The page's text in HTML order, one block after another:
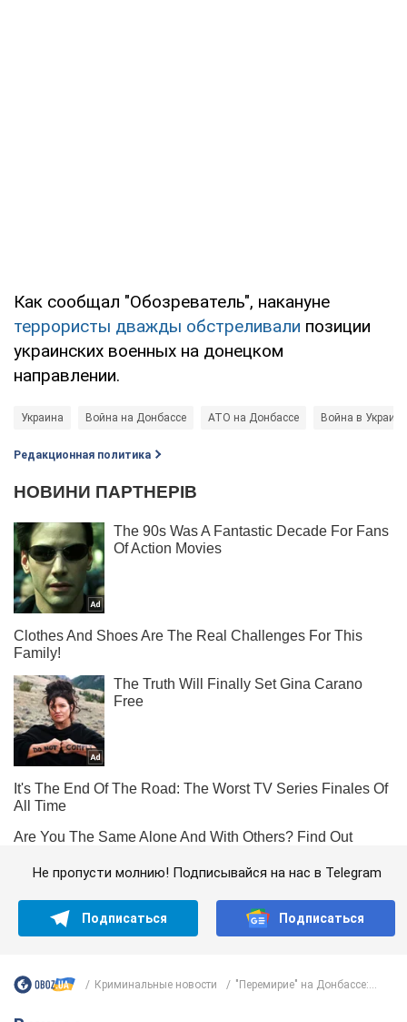
Как сообщал "Обозреватель", накануне
террористы дважды обстреливали позиции
украинских военных на донецком
направлении.
Украина Война на Донбассе АТО на Донбассе Война в Украине
Редакционная политика
Не пропусти молнию! Подписывайся на нас в Telegram
Подписаться Подписаться
Криминальные новости "Перемирие" на Донбассе:...